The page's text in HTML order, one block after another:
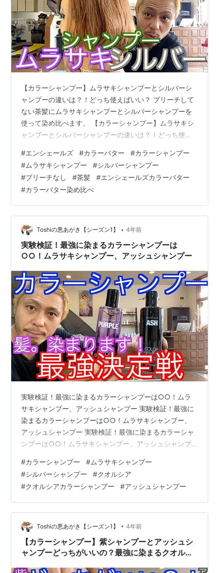
【カラーシャンプー】ムラサキシャンプーとシルバーシ
ャンプーの違いは？！どっち使えばいい？ ブリーチして
ない茶髪にムラサキシャンプーとシルバーシャンプーを
使って染め比べます。 【カラーシャンプー】ムラサキシ
ャンプーとシルバーシャンプーの違いは？！どっち使え
ルバーシャンプーの違いは？！どっち使えばいい？
www.youtube.com
#エンシェールズ #カラーバター #カラーシャンプー
#ムラサキシャンプー #シルバーシャンプー
#ブリーチなし #茶髪 #エンシェールズカラーバター
#カラーバター染め比べ
Toshiの悪あがき【シーズン1】 • 4年前
実験検証！最強に染まるカラーシャンプーは
○○！ムラサキシャンプー、アッシュシャンプー
実験検証！最強に染まるカラーシャンプーは○○！ムラ
サキシャンプー、アッシュシャンプー 実験検証！最強に
染まるカラーシャンプーは○○！ムラサキシャンプー、
アッシュシャンプー 実験検証！最強に染まるカラーシャ
ンプーは○○！ムラサキシャンプー、アッシュシャンプ
#カラーシャンプー #ムラサキシャンプー
#シルバーシャンプー #クオルシア
#クオルシアカラーシャンプー #アッシュシャンプー
Toshiの悪あがき【シーズン1】 • 4年前
【カラーシャンプー】紫シャンプーとアッシュシ
ャンプーどっちがいいの？最強に染まるクオルシ